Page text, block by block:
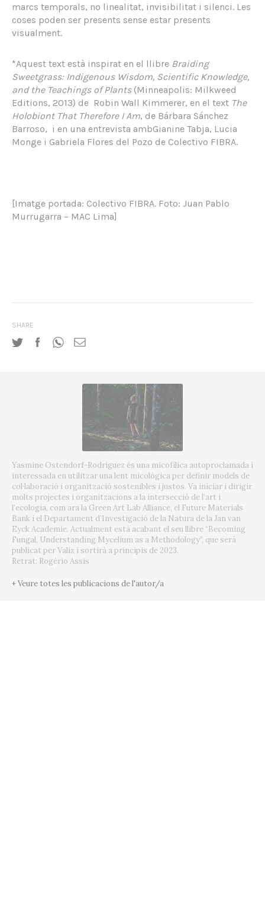
marcs temporals, no linealitat, invisibilitat i silenci. Les
coses poden ser presents sense estar presents
visualment.
*Aquest text està inspirat en el llibre Braiding
Sweetgrass: Indigenous Wisdom, Scientific Knowledge,
and the Teachings of Plants (Minneapolis: Milkweed
Editions, 2013) de Robin Wall Kimmerer, en el text The
Holobiont That Therefore I Am, de Bárbara Sánchez
Barroso, i en una entrevista ambGianine Tabja, Lucia
Monge i Gabriela Flores del Pozo de Colectivo FIBRA.
[Imatge portada: Colectivo FIBRA. Foto: Juan Pablo
Murrugarra – MAC Lima]
SHARE
Yasmine Ostendorf-Rodríguez és una micofílica autoproclamada i
interessada en utilitzar una lent micològica per definir models de
col·laboració i organització sostenibles i justos. Va iniciar i dirigir
molts projectes i organitzacions a la intersecció de l’art i
l’ecologia, com ara la Green Art Lab Alliance, el Future Materials
Bank i el Departament d’Investigació de la Natura de la Jan van
Eyck Academie. Actualment està acabant el seu llibre “Becoming
Fungal, Understanding Mycelium as a Methodology”, que serà
publicat per Valiz i sortirà a principis de 2023.
Retrat: Rogério Assis
+ Veure totes les publicacions de l'autor/a